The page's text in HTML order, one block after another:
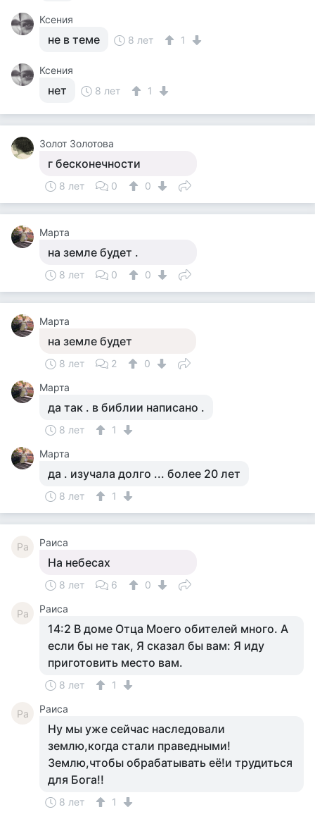
Ксения
не в теме 8 лет 1
Ксения
нет 8 лет 1
Золот Золотова
г бесконечности
8 лет 0 0
Марта
на земле будет .
8 лет 0 0
Марта
на земле будет
8 лет 2
0
Марта
да так . в библии написано .
8 лет
1
Марта
да . изучала долго ... более 20 лет
8 лет 1
Ра Раиса
На небесах
8 лет 6 0
Ра Раиса
14:2 В доме Отца Моего обителей много. А
если бы не так, Я сказал бы вам: Я иду
приготовить место вам.
8 лет 1
Ра Раиса
Ну мы уже сейчас наследовали
землю,когда стали праведными!
Землю,чтобы обрабатывать её!и трудиться
для Бога!!
8 лет 1